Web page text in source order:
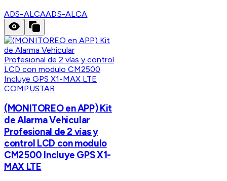
ADS-ALCAADS-ALCA
COMPUSTAR
(MONITOREO en APP) Kit
de Alarma Vehicular
Profesional de 2 vías y
control LCD con modulo
CM2500 Incluye GPS X1-
MAX LTE